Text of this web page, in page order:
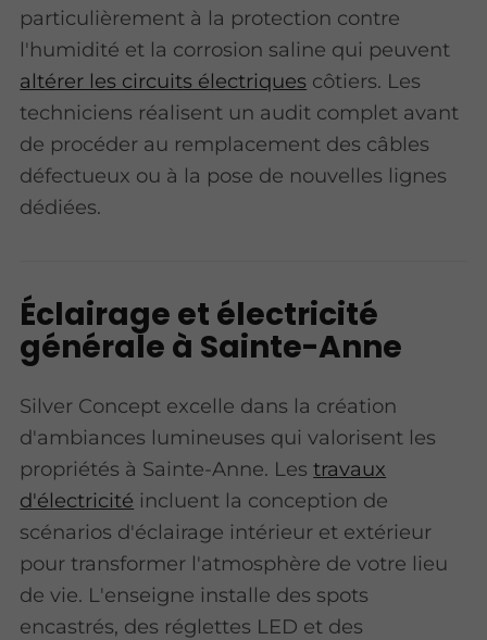
particulièrement à la protection contre
l'humidité et la corrosion saline qui peuvent
altérer les circuits électriques côtiers. Les
techniciens réalisent un audit complet avant
de procéder au remplacement des câbles
défectueux ou à la pose de nouvelles lignes
dédiées.
Éclairage et électricité
générale à Sainte-Anne
Silver Concept excelle dans la création
d'ambiances lumineuses qui valorisent les
propriétés à Sainte-Anne. Les travaux
d'électricité incluent la conception de
scénarios d'éclairage intérieur et extérieur
pour transformer l'atmosphère de votre lieu
de vie. L'enseigne installe des spots
encastrés, des réglettes LED et des